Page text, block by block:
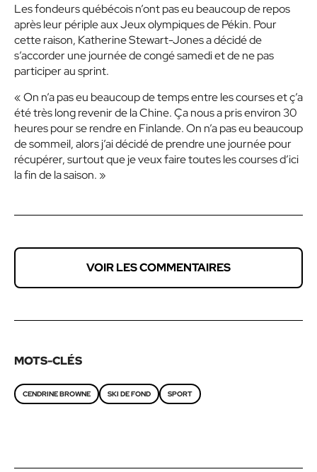
Les fondeurs québécois n’ont pas eu beaucoup de repos
après leur périple aux Jeux olympiques de Pékin. Pour
cette raison, Katherine Stewart-Jones a décidé de
s’accorder une journée de congé samedi et de ne pas
participer au sprint.
« On n’a pas eu beaucoup de temps entre les courses et ç’a
été très long revenir de la Chine. Ça nous a pris environ 30
heures pour se rendre en Finlande. On n’a pas eu beaucoup
de sommeil, alors j’ai décidé de prendre une journée pour
récupérer, surtout que je veux faire toutes les courses d’ici
la fin de la saison. »
VOIR LES COMMENTAIRES
MOTS-CLÉS
CENDRINE BROWNE SKI DE FOND SPORT